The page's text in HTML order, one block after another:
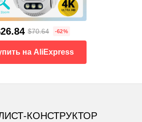
$70.64 -62%
на AliExpress
КОНСТРУКТОР